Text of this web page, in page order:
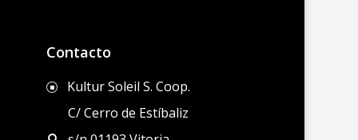
Contacto
] Kultur Soleil S. Coop.
C/ Cerro de Estíbaliz